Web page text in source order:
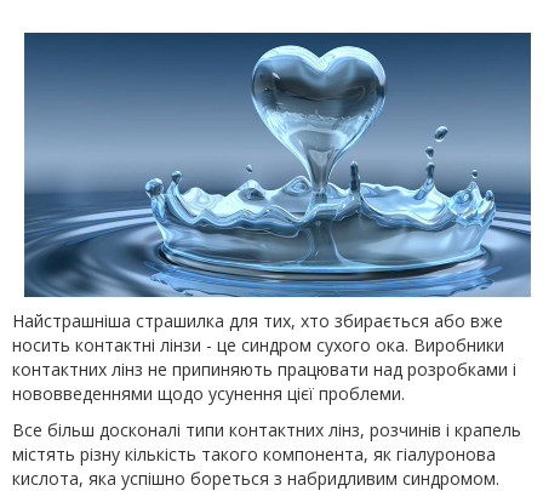
Найстрашніша страшилка для тих, хто збирається або вже
носить контактні лінзи - це синдром сухого ока. Виробники
контактних лінз не припиняють працювати над розробками і
нововведеннями щодо усунення цієї проблеми.
Все більш досконалі типи контактних лінз, розчинів і крапель
містять різну кількість такого компонента, як гіалуронова
кислота, яка успішно бореться з набридливим синдромом.